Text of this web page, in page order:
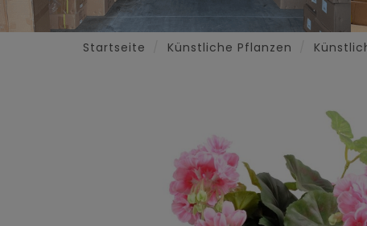
Startseite Künstliche Pflanzen